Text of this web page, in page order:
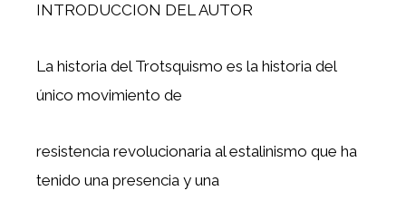
INTRODUCCION DEL AUTOR
La historia del Trotsquismo es la historia del
único movimiento de
resistencia revolucionaria al estalinismo que ha
tenido una presencia y una